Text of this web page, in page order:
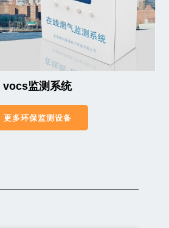
vocs监测系统
更多环保监测设备